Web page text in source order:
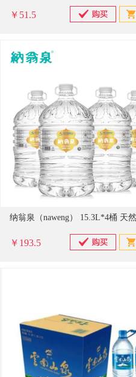
￥51.5
￥193.5